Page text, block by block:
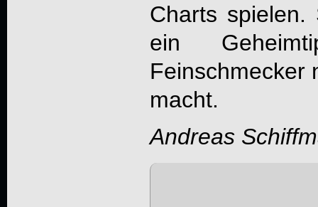
Charts spielen.
ein
Feinschmecker
macht.
Andreas